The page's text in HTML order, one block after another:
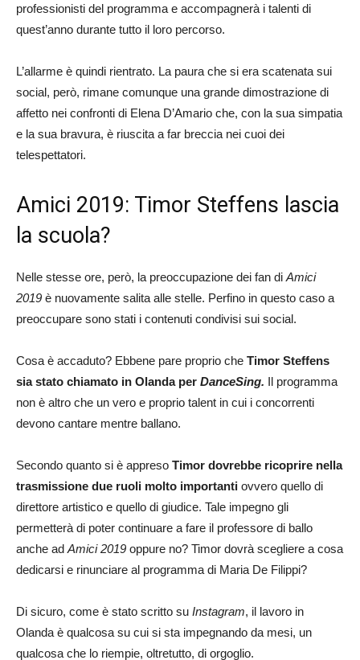
professionisti del programma e accompagnerà i talenti di
quest’anno durante tutto il loro percorso.
L’allarme è quindi rientrato. La paura che si era scatenata sui
social, però, rimane comunque una grande dimostrazione di
affetto nei confronti di Elena D’Amario che, con la sua simpatia
e la sua bravura, è riuscita a far breccia nei cuoi dei
telespettatori.
Amici 2019: Timor Steffens lascia
la scuola?
Nelle stesse ore, però, la preoccupazione dei fan di Amici
2019 è nuovamente salita alle stelle. Perfino in questo caso a
preoccupare sono stati i contenuti condivisi sui social.
Cosa è accaduto? Ebbene pare proprio che Timor Steffens
sia stato chiamato in Olanda per DanceSing. Il programma
non è altro che un vero e proprio talent in cui i concorrenti
devono cantare mentre ballano.
Secondo quanto si è appreso Timor dovrebbe ricoprire nella
trasmissione due ruoli molto importanti ovvero quello di
direttore artistico e quello di giudice. Tale impegno gli
permetterà di poter continuare a fare il professore di ballo
anche ad Amici 2019 oppure no? Timor dovrà scegliere a cosa
dedicarsi e rinunciare al programma di Maria De Filippi?
Di sicuro, come è stato scritto su Instagram, il lavoro in
Olanda è qualcosa su cui si sta impegnando da mesi, un
qualcosa che lo riempie, oltretutto, di orgoglio.